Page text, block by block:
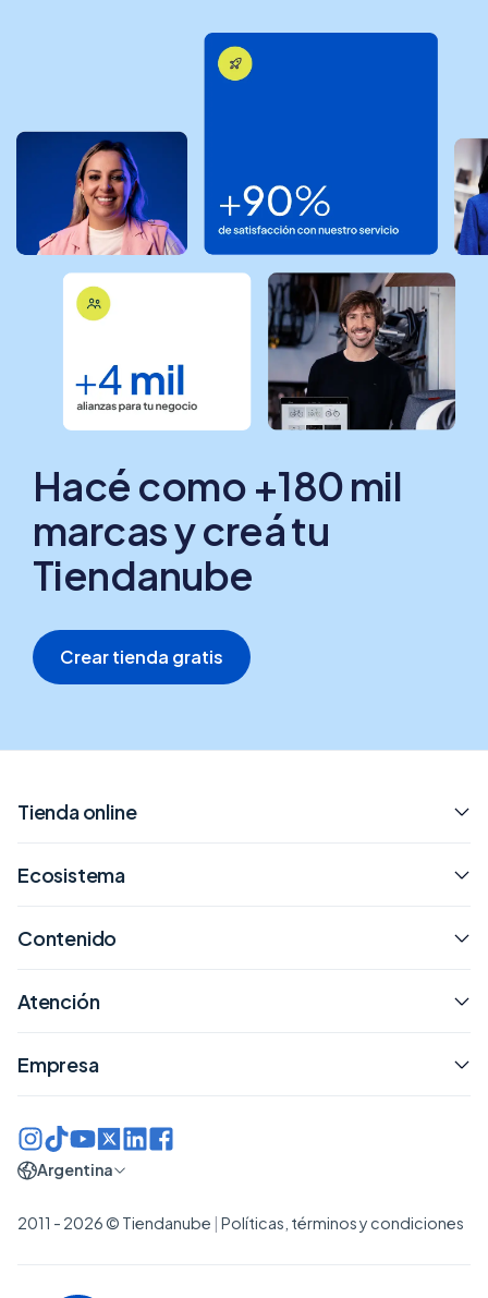
Hacé como +180 mil
marcas y creá tu
Tiendanube
Crear tienda gratis
Tienda online
Ecosistema
Contenido
Atención
Empresa
2011 - 2026 © Tiendanube | Políticas, términos y condiciones
Argentina